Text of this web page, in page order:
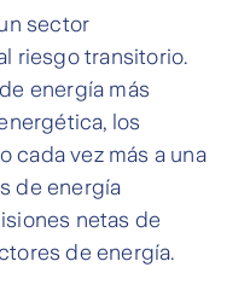
sector
riesgo transitorio.
energía más
los
cada vez más a una
de energía
netas de
de energía.